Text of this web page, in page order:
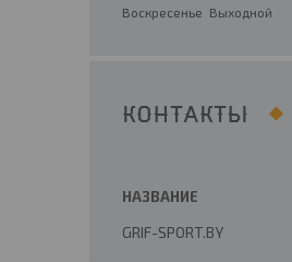
Воскресенье Выходной
КОНТАКТЫ
GRIF-SPORT.BY